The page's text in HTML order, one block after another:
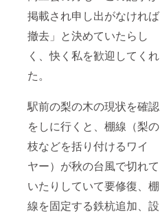
掲載され申し出がなければ
撤去」と決めていたらし
く、快く私を歓迎してくれ
た。
駅前の梨の木の現状を確認
をしに行くと、棚線（梨の
枝などを括り付けるワイ
ヤー）が秋の台風で切れて
いたりしていて要修復、棚
線を固定する鉄杭追加、設